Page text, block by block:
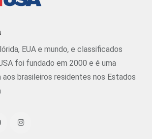
EUA e mundo, e classificados
foi fundado em 2000 e é uma
aos brasileiros residentes nos Estados